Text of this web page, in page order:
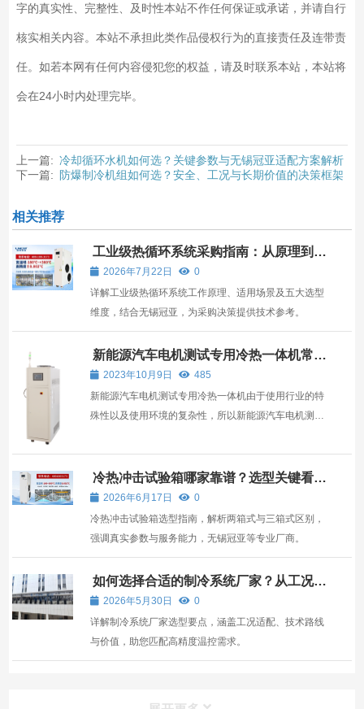
字的真实性、完整性、及时性本站不作任何保证或承诺，并请自行
核实相关内容。本站不承担此类作品侵权行为的直接责任及连带责
任。如若本网有任何内容侵犯您的权益，请及时联系本站，本站将
会在24小时内处理完毕。
上一篇: 冷却循环水机如何选？关键参数与无锡冠亚适配方案解析
下一篇: 防爆制冷机组如何选？安全、工况与长期价值的决策框架
相关推荐
工业级热循环系统采购指南：从原理到选
型，无锡冠亚如何满足严苛工况需求
2026年7月22日
0
详解工业级热循环系统工作原理、适用场景及五大选型
维度，结合无锡冠亚，为采购决策提供技术参考。
新能源汽车电机测试专用冷热一体机常见
的保护装置有哪些？
2023年10月9日
485
新能源汽车电机测试专用冷热一体机由于使用行业的特
殊性以及使用环境的复杂性，所以新能源汽车电机测试
证新能源汽车电机测试专用冷热一体机的运行。
冷热冲击试验箱哪家靠谱？选型关键看这
三点2026年6月17日
0
冷热冲击试验箱选型指南，解析两箱式与三箱式区别，
强调真实参数与服务能力，无锡冠亚等专业厂商。
如何选择合适的制冷系统厂家？从工况适
配到价值的全面解析
2026年5月30日
0
详解制冷系统厂家选型要点，涵盖工况适配、技术路线
与价值，助您匹配高精度温控需求。